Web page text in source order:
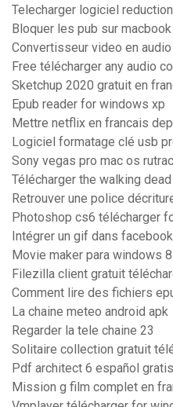
Telecharger logiciel
Bloquer les pub sur macbook
Convertisseur video en
Free télécharger any audio
Sketchup 2020 gratuit en
Epub reader for windows xp
Mettre netflix en francais
Logiciel formatage clé usb
Sony vegas pro mac os
Télécharger the walking
Retrouver une police
Photoshop cs6 télécharger
Intégrer un gif dans facebook
Movie maker para windows
Filezilla client gratuit
Comment lire des fichiers
La chaine meteo android apk
Regarder la tele chaine 23
Solitaire collection gratuit
Pdf architect 6 español gratis
Mission g film complet en